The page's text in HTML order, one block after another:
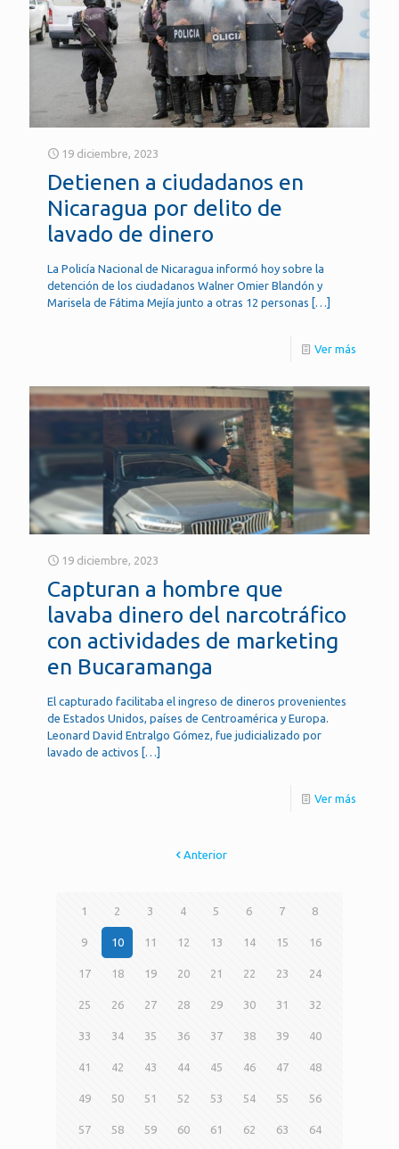
19 diciembre, 2023
Detienen a ciudadanos en
Nicaragua por delito de
lavado de dinero
La Policía Nacional de Nicaragua informó hoy sobre la
detención de los ciudadanos Walner Omier Blandón y
Marisela de Fátima Mejía junto a otras 12 personas […]
Ver más
19 diciembre, 2023
Capturan a hombre que
lavaba dinero del narcotráfico
con actividades de marketing
en Bucaramanga
El capturado facilitaba el ingreso de dineros provenientes
de Estados Unidos, países de Centroamérica y Europa.
Leonard David Entralgo Gómez, fue judicializado por
lavado de activos […]
Ver más
Anterior
1 2 3 4 5 6 7 8
9 10 11 12 13 14 15 16
17 18 19 20 21 22 23 24
25 26 27 28 29 30 31 32
33 34 35 36 37 38 39 40
41 42 43 44 45 46 47 48
49 50 51 52 53 54 55 56
57 58 59 60 61 62 63 64